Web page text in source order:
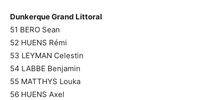
Dunkerque Grand Littoral
51 BERO Sean
52 HUENS Rémi
53 LEYMAN Celestin
54 LABBE Benjamin
55 MATTHYS Louka
56 HUENS Axel